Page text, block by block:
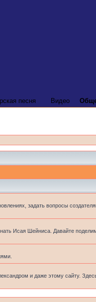
песня Видео
задать вопросы
Исая Шейниса. Давайте
и даже этому сайту.